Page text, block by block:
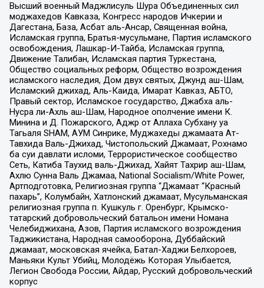
Высший военный Маджлисуль Шура Объединенных сил
моджахедов Кавказа, Конгресс народов Ичкерии и
Дагестана, База, Асбат аль-Ансар, Священная война,
Исламская группа, Братья-мусульмане, Партия исламского
освобождения, Лашкар-И-Тайба, Исламская группа,
Движение Талибан, Исламская партия Туркестана,
Общество социальных реформ, Общество возрождения
исламского наследия, Дом двух святых, Джунд аш-Шам,
Исламский джихад, Аль-Каида, Имарат Кавказ, АБТО,
Правый сектор, Исламское государство, Джабха аль-
Нусра ли-Ахль аш-Шам, Народное ополчение имени К.
Минина и Д. Пожарского, Аджр от Аллаха Субхану уа
Тагьаля SHAM, АУМ Синрике, Муджахеды джамаата Ат-
Тавхида Валь-Джихад, Чистопольский Джамаат, Рохнамо
ба суи давлати исломи, Террористическое сообщество
Сеть, Катиба Таухид валь-Джихад, Хайят Тахрир аш-Шам,
Ахлю Сунна Валь Джамаа, National Socialism/White Power,
Артподготовка, Религиозная группа “Джамаат “Красный
пахарь”, Колумбайн, Хатлонский джамаат, Мусульманская
религиозная группа п. Кушкуль г. Оренбург, Крымско-
татарский добровольческий батальон имени Номана
Челебиджихана, Азов, Партия исламского возрождения
Таджикистана, Народная самооборона, Дуббайский
джамаат, московская ячейка, Батал-Хаджи Белхороев,
Маньяки Культ Убийц, Молодёжь Которая Улыбается,
Легион Свобода России, Айдар, Русский добровольческий
корпус